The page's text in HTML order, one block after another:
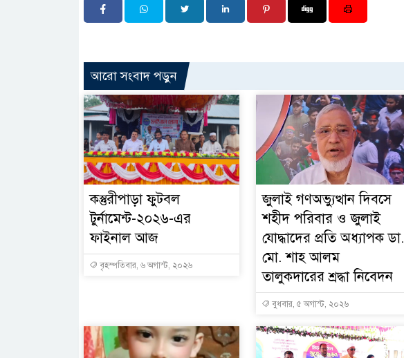
আরো সংবাদ পড়ুন
কস্তুরীপাড়া ফুটবল
টুর্নামেন্ট-২০২৬-এর
ফাইনাল আজ
বৃহস্পতিবার, ৬ অগাস্ট, ২০২৬
জুলাই গণঅভ্যুত্থান দিবসে
শহীদ পরিবার ও জুলাই
যোদ্ধাদের প্রতি অধ্যাপক ডা.
মো. শাহ আলম
তালুকদারের শ্রদ্ধা নিবেদন
বুধবার, ৫ অগাস্ট, ২০২৬